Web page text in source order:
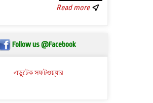
Read more
Follow us @Facebook
এডুটেক সফটওয়্যার